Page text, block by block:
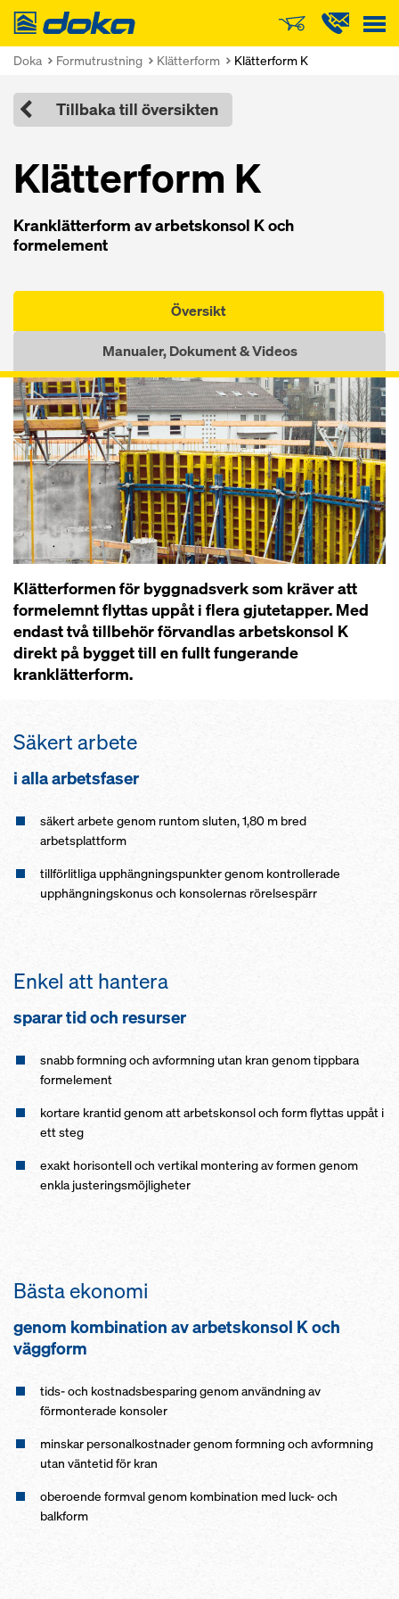
Doka
Doka Formutrustning Klätterform Klätterform K
Tillbaka till översikten
Klätterform K
Kranklätterform av arbetskonsol K och
formelement
Översikt
Manualer, Dokument & Videos
Klätterformen för byggnadsverk som kräver att
formelemnt flyttas uppåt i flera gjutetapper. Med
endast två tillbehör förvandlas arbetskonsol K
direkt på bygget till en fullt fungerande
kranklätterform.
Säkert arbete
i alla arbetsfaser
säkert arbete genom runtom sluten, 1,80 m bred
arbetsplattform
tillförlitliga upphängningspunkter genom kontrollerade
upphängningskonus och konsolernas rörelsespärr
Enkel att hantera
sparar tid och resurser
snabb formning och avformning utan kran genom tippbara
formelement
kortare krantid genom att arbetskonsol och form flyttas uppåt i
ett steg
exakt horisontell och vertikal montering av formen genom
enkla justeringsmöjligheter
Bästa ekonomi
genom kombination av arbetskonsol K och
väggform
tids- och kostnadsbesparing genom användning av
förmonterade konsoler
minskar personalkostnader genom formning och avformning
utan väntetid för kran
oberoende formval genom kombination med luck- och
balkform